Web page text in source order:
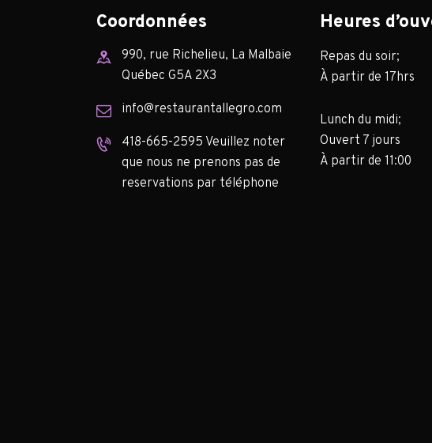
Coordonnées
990, rue Richelieu, La Malbaie
Québec G5A 2X3
info@restaurantallegro.com
418-665-2595 Veuillez noter
que nous ne prenons pas de
reservations par téléphone
Heures
Repas du soir;
À partir de 17hrs
Lunch du midi;
Ouvert 7 jours
À partir de 11:00